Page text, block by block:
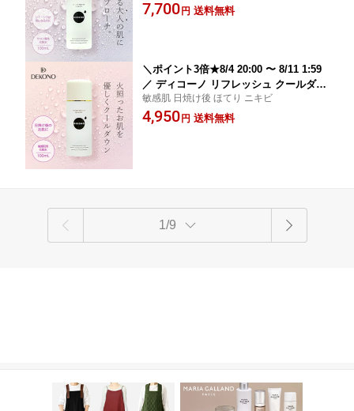
湿 美白 エイジング プラセンタ ヒアル
7,700 円 送料無料
＼ポイント3倍★8/4 20:00 〜 8/11 1:59
／ ディコーノ リフレッシュ クールダウ
ンローション 化粧水 甘草エキス グリチ
ルリチン酸 収れん化粧水 しっとり 保湿
敏感肌 日焼け後 ほてり ニキビ
4,950 円 送料無料
1/9